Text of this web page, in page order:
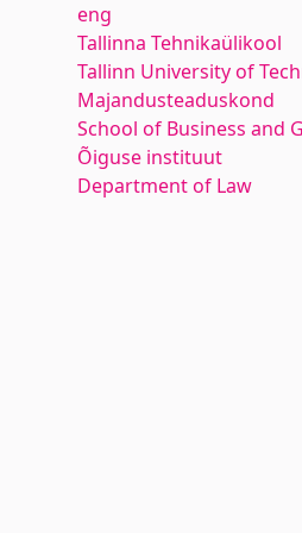
eng
Tallinna Tehnikaülikool
Tallinn University of
Majandusteaduskond
School of Business and
Õiguse instituut
Department of Law